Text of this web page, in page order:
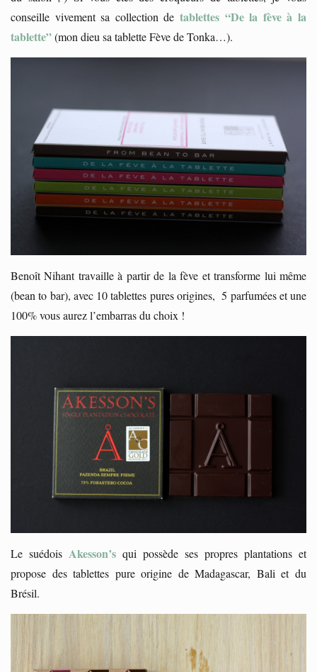
conseille vivement sa collection de tablettes “De la fève à la
tablette”(mon dieu sa tablette Fève de Tonka…).
Benoît Nihant travaille à partir de la fève et transforme lui même
(bean to bar), avec 10 tablettes pures origines, 5 parfumées et une
100% vous aurez l’embarras du choix !
Le suédois Akesson’s qui possède ses propres plantations et
propose des tablettes pure origine de Madagascar, Bali et du
Brésil.